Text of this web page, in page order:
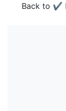
Back to ✔️